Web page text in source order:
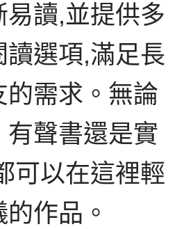
讀,並提供多
選項,滿足長
的需求。無論
有聲書還是實
可以在這裡輕
作品。